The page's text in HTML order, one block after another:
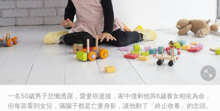
一名50歲男子悲慟透露，愛妻癌逝後，家中僅剩他與6歲養女相依為命，
但每當看到女兒，滿腦子都是亡妻身影，讓他動了「終止收養」的念頭。